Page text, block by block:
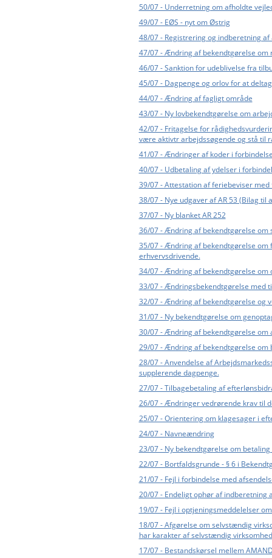
50/07 - Underretning om afholdte
49/07 - EØS - nyt om Østrig
48/07 - Registrering og indberetning
47/07 - Ændring af bekendtgørelse
46/07 - Sanktion for udeblivelse fra
45/07 - Dagpenge og orlov for at
44/07 - Ændring af fagligt område
43/07 - Ny lovbekendtgørelse om
42/07 - Fritagelse for
være aktivtr arbejdssøgende og stå til
41/07 - Ændringer af koder i
40/07 - Udbetaling af ydelser i
39/07 - Attestation af feriebeviser
38/07 - Nye udgaver af AR 53 (Bilag
37/07 - Ny blanket AR 252
36/07 - Ændring af bekendtgørelse om
35/07 - Ændring af bekendtgørelse
erhvervsdrivende.
34/07 - Ændring af bekendtgørelse
33/07 - Ændringsbekendtgørelse med
32/07 - Ændring af bekendtgørelse og
31/07 - Ny bekendtgørelse om
30/07 - Ændring af bekendtgørelse
29/07 - Ændring af bekendtgørelse
28/07 - Anvendelse af
supplerende dagpenge.
27/07 - Tilbagebetaling af
26/07 - Ændringer vedrørende krav til
25/07 - Orientering om klagesager i
24/07 - Navneændring
23/07 - Ny bekendtgørelse om
22/07 - Bortfaldsgrunde - § 6 i
21/07 - Fejl i forbindelse med
20/07 - Endeligt ophør af indberetning
19/07 - Fejl i optjeningsmeddelelser
18/07 - Afgørelse om selvstændig
har karakter af selvstændig
17/07 - Bestandskørsel mellem